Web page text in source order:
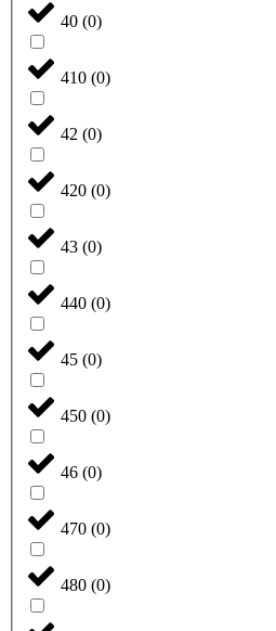
40 (0)
410 (0)
42 (0)
420 (0)
43 (0)
440 (0)
45 (0)
450 (0)
46 (0)
470 (0)
480 (0)